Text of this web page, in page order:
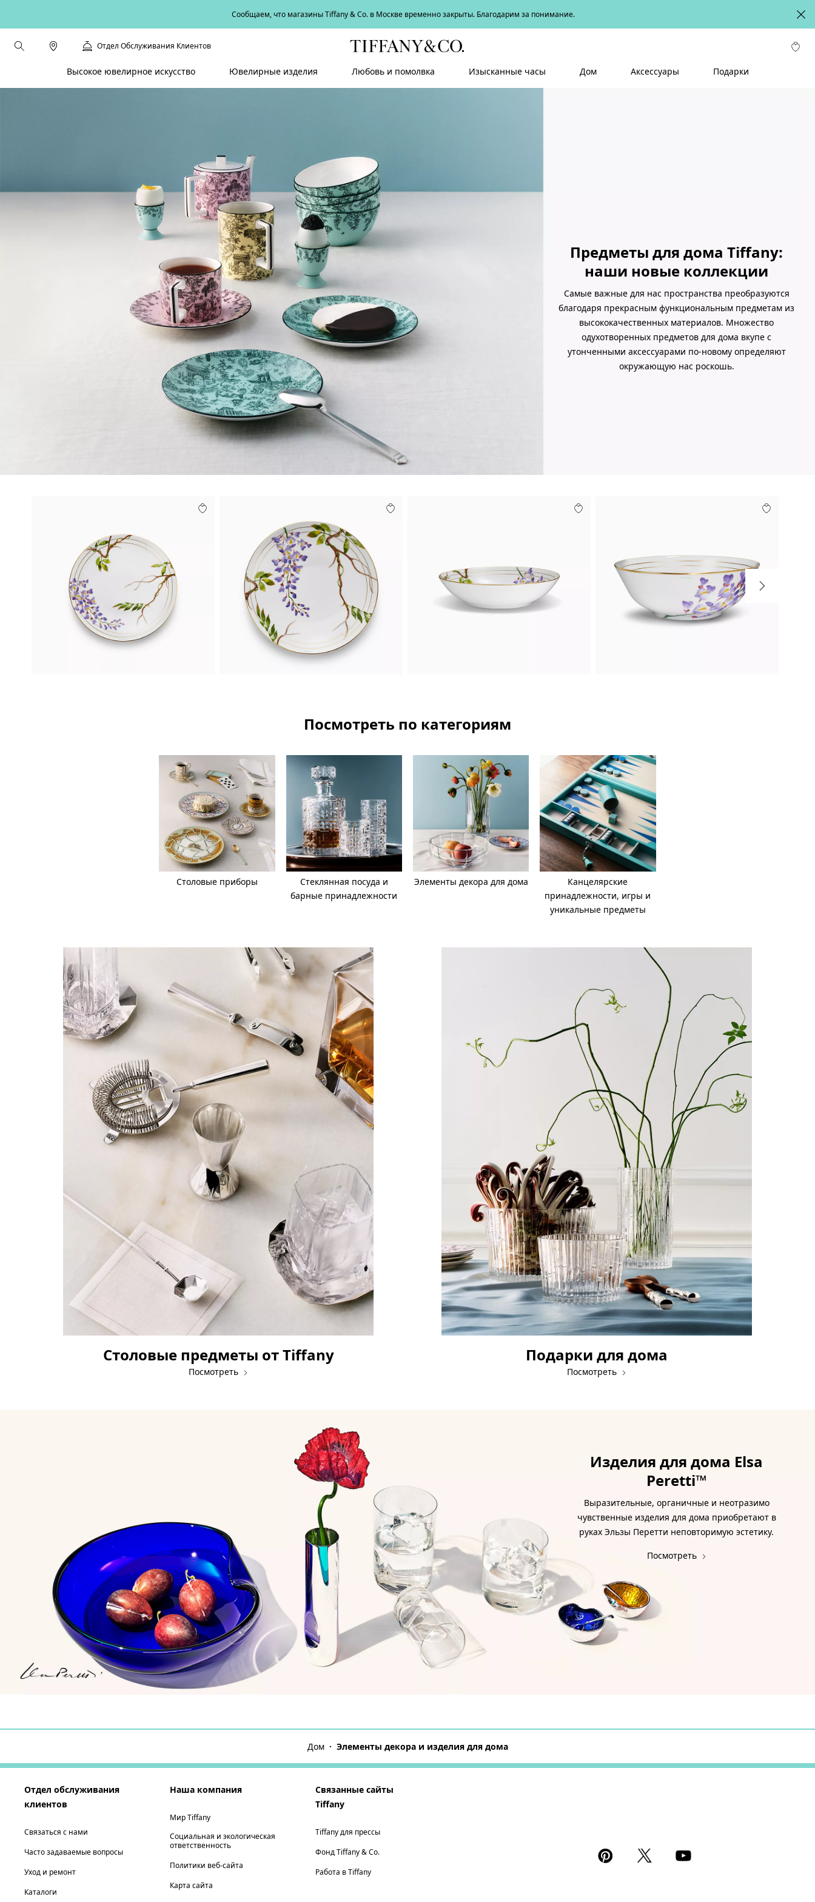
Сообщаем, что магазины Tiffany & Co. в Москве временно закрыты. Благодарим за понимание.
Отдел Обслуживания Клиентов
Высокое ювелирное искусство Ювелирные изделия Любовь и помолвка Изысканные часы Дом Аксессуары Подарки
Предметы для дома Tiffany:
наши новые коллекции
Самые важные для нас пространства преобразуются
благодаря прекрасным функциональным предметам из
высококачественных материалов. Множество
одухотворенных предметов для дома вкупе с
утонченными аксессуарами по-новому определяют
окружающую нас роскошь.
Посмотреть по категориям
Столовые приборы
Стеклянная посуда и
барные принадлежности
Элементы декора для дома
Канцелярские
принадлежности, игры и
уникальные предметы
Столовые предметы от Tiffany
Посмотреть
Подарки для дома
Посмотреть
Изделия для дома Elsa
Peretti™
Выразительные, органичные и неотразимо
чувственные изделия для дома приобретают в
руках Эльзы Перетти неповторимую эстетику.
Посмотреть
Дом Элементы декора и изделия для дома
Отдел обслуживания
клиентов
Связаться с нами
Часто задаваемые вопросы
Уход и ремонт
Каталоги
Наша компания
Мир Tiffany
Социальная и экологическая
ответственность
Политики веб-сайта
Карта сайта
Связанные сайты
Tiffany
Tiffany для прессы
Фонд Tiffany & Co.
Работа в Tiffany